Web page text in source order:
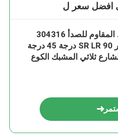
افضل سعر ل
الفولاذ المقاوم للصدأ 304316
مواسير SR LR 90 درجة 45 درجة
ثلاثي المشبك الكوع